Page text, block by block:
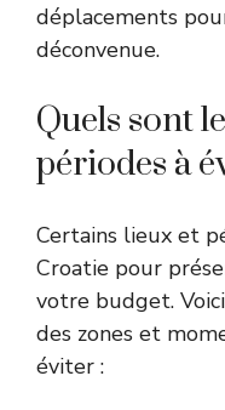
déplacements
déconvenue.
Quels sont
périodes à
Certains lieux et
Croatie pour
votre budget.
des zones et
éviter :